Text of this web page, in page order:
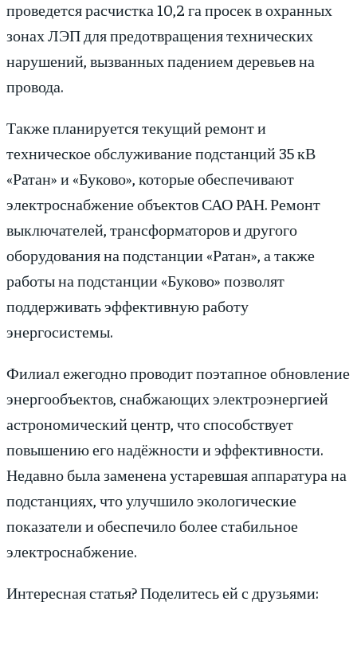
проведется расчистка 10,2 га просек в охранных
зонах ЛЭП для предотвращения технических
нарушений, вызванных падением деревьев на
провода.
Также планируется текущий ремонт и
техническое обслуживание подстанций 35 кВ
«Ратан» и «Буково», которые обеспечивают
электроснабжение объектов САО РАН. Ремонт
выключателей, трансформаторов и другого
оборудования на подстанции «Ратан», а также
работы на подстанции «Буково» позволят
поддерживать эффективную работу
энергосистемы.
Филиал ежегодно проводит поэтапное обновление
энергообъектов, снабжающих электроэнергией
астрономический центр, что способствует
повышению его надёжности и эффективности.
Недавно была заменена устаревшая аппаратура на
подстанциях, что улучшило экологические
показатели и обеспечило более стабильное
электроснабжение.
Интересная статья? Поделитесь ей с друзьями: